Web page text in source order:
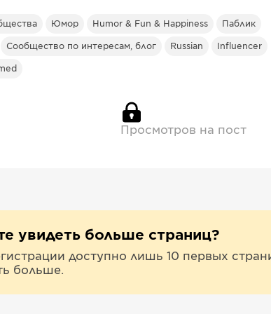
Юмор Humor & Fun & Happiness Паблик
Сообщество по интересам, блог Russian Influencer
Просмотров на пост
увидеть больше страниц?
доступно лишь 10 первых
больше.